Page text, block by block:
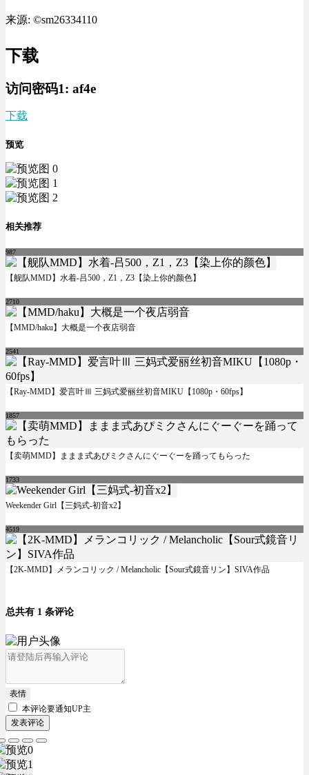
来源: ©sm26334110
下载
访问密码1: af4e
下载
预览
相关推荐
987
【舰队MMD】水着-吕500，Z1，Z3【染上你的颜色】
2710
【MMD/haku】大概是一个夜店弱音
2541
【Ray-MMD】爱言叶Ⅲ 三妈式爱丽丝初音MIKU【1080p・60fps】
1857
【卖萌MMD】ままま式あぴミクさんにぐーぐーを踊ってもらった
1733
Weekender Girl【三妈式-初音x2】
4519
【2K-MMD】メランコリック / Melancholic【Sour式鏡音リン】SIVA作品
总共有 1 条评论
表情
本评论要通知UP主
发表评论